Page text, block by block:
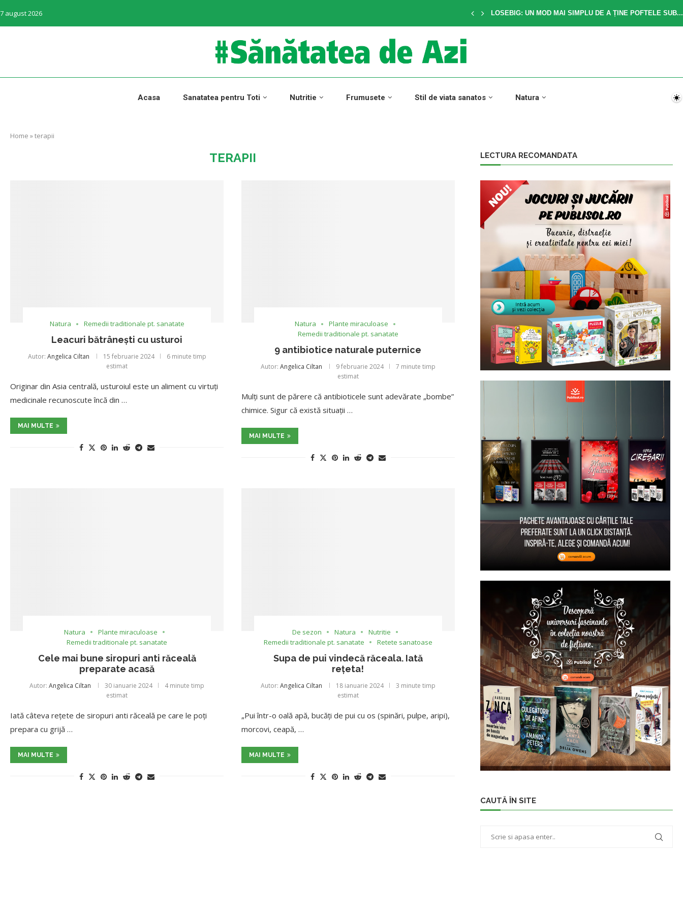
7 august 2026 LOSEBIG: UN MOD MAI SIMPLU DE A ȚINE POFTELE SUB...
Acasa Sanatatea pentru Toti Nutritie Frumusete Stil de viata sanatos Natura
Home »terapii
TERAPII
Natura Remedii traditionale pt. sanatate
Leacuri bătrânești cu usturoi
Autor: Angelica Ciltan 15 februarie 2024
6 minute timp
estimat
Originar din Asia centrală, usturoiul este un aliment cu virtuți
medicinale recunoscute încă din …
MAI MULTE
Natura
Plante miraculoase
Remedii traditionale pt. sanatate
9 antibiotice naturale puternice
Autor: Angelica Ciltan 9 februarie 2024
7 minute timp
estimat
Mulți sunt de părere că antibioticele sunt adevărate „bombe”
chimice. Sigur că există situații …
MAI MULTE
Natura
Plante miraculoase
Remedii traditionale pt. sanatate
Cele mai bune siropuri anti răceală
preparate acasă
Autor:Angelica Ciltan 30 ianuarie 2024
4 minute timp
estimat
Iată câteva rețete de siropuri anti răceală pe care le poți
prepara cu grijă …
MAI MULTE
De sezon Natura
Nutritie
Remedii traditionale pt. sanatate
Retete sanatoase
Supa de pui vindecă răceala. Iată
rețeta!
Autor: Angelica Ciltan 18 ianuarie 2024
3 minute timp
estimat
„Pui într-o oală apă, bucăți de pui cu os (spinări, pulpe, aripi),
morcovi, ceapă, …
MAI MULTE
LECTURA RECOMANDATA
CAUTĂ ÎN SITE